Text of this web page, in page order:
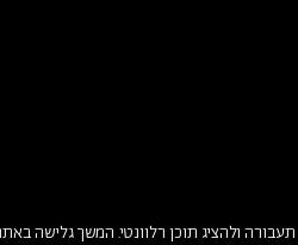
ולהציג תוכן רלוונטי. המשך גלישה